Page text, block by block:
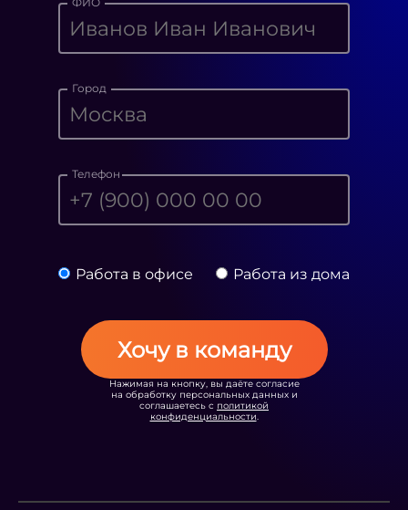
Город
Телефон
Работа в офисе Работа из дома
Хочу в команду
Нажимая на кнопку, вы даёте согласие
на обработку персональных данных и
соглашаетесь с политикой
конфиденциальности.